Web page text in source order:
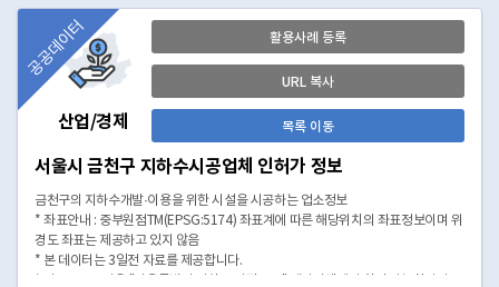
산업/경제
공공데이터 활용사례 등록
URL 복사
목록 이동
서울시 금천구 지하수시공업체 인허가 정보
금천구의 지하수개발·이용을 위한 시설을 시공하는 업소정보
* 좌표안내 : 중부원점TM(EPSG:5174) 좌표계에 따른 해당위치의 좌표정보이며 위
경도 좌표는 제공하고 있지 않음
* 본 데이터는 3일전 자료를 제공합니다.